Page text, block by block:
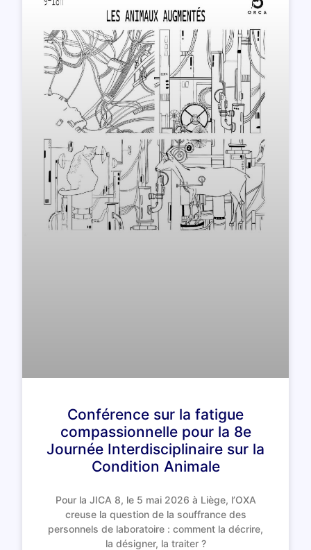
Conférence sur la fatigue
compassionnelle pour la 8e
Journée Interdisciplinaire sur la
Condition Animale
Pour la JICA 8, le 5 mai 2026 à Liège, l’OXA
creuse la question de la souffrance des
personnels de laboratoire : comment la décrire,
la désigner, la traiter ?